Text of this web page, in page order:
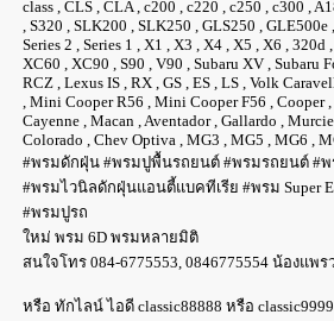
class , CLS , CLA , c200 , c220 , c250 , c300 ,
, S320 , SLK200 , SLK250 , GLS250 , GLE500e
Series 2 , Series 1 , X1 , X3 , X4 , X5 , X6 ,
XC60 , XC90 , S90 , V90 , Subaru XV , Subaru
RCZ , Lexus IS , RX , GS , ES , LS , Volk
, Mini Cooper R56 , Mini Cooper F56 , Cooper
Cayenne , Macan , Aventador , Gallardo ,
Colorado , Chev Optiva , MG3 , MG5 , MG6 ,
#พรมดักฝุ่น #พรมปูพื้นรถยนต์ #พรมรถยนต์ #พ
#พรมไวนิลดักฝุ่นแอนตี้แบคทีเรีย #พรม Super
#พรมปูรถ
ใหม่ พรม 6D พรมหลายมิติ
สนใจโทร 084-6775553, 0846775554 น้องแพร
หรือ ทักไลน์ ไอดี classic88888 หรือ